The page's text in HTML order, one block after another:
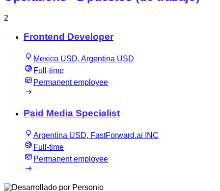
2
Frontend Developer
Mexico USD, Argentina USD
Full-time
Permanent employee
Paid Media Specialist
Argentina USD, FastForward.ai INC
Full-time
Permanent employee